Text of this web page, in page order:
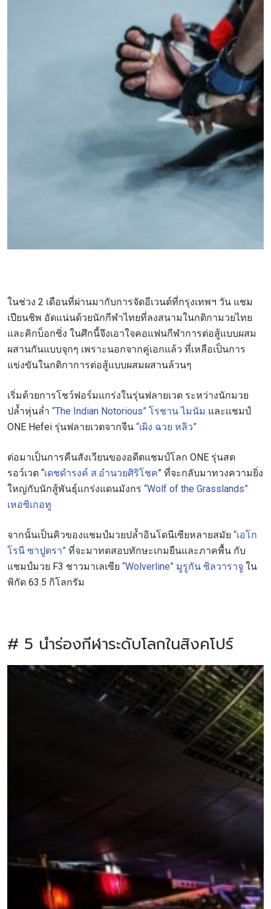
ในช่วง 2 เดือนที่ผ่านมากับการจัดอีเวนต์ที่กรุงเทพฯ วัน แชม
เปียนชิพ อัดแน่นด้วยนักกีฬาไทยที่ลงสนามในกติกามวยไทย
และคิกบ็อกซิ่ง ในศึกนี้จึงเอาใจคอแฟนกีฬาการต่อสู้แบบผสม
ผสานกันแบบจุกๆ เพราะนอกจากคู่เอกแล้ว ที่เหลือเป็นการ
แข่งขันในกติกาการต่อสู้แบบผสมผสานล้วนๆ
เริ่มด้วยการโชว์ฟอร์มแกร่งในรุ่นฟลายเวต ระหว่างนักมวย
ปล้ำหุ่นล่ำ “The Indian Notorious” โรชาน ไมนัม และเเชมป์
ONE Hefei รุ่นฟลายเวตจากจีน “เผิง ฉวย หลิว”
ต่อมาเป็นการคืนสังเวียนของอดีตแชมป์โลก ONE รุ่นสต
รอว์เวต “เดชดำรงค์ ส.อำนวยศิริโชค” ที่จะกลับมาทวงความยิ่ง
ใหญ่กับนักสู้พันธุ์แกร่งแดนมังกร “Wolf of the Grasslands”
เหอซิเกอทู
จากนั้นเป็นคิวของแชมป์มวยปล้ำอินโดนีเซียหลายสมัย “เอโก
โรนี ซาปูตรา” ที่จะมาทดสอบทักษะเกมยืนและภาคพื้น กับ
แชมป์มวย F3 ชาวมาเลเซีย “Wolverline” มูรูกัน ซิลวาราจู ใน
พิกัด 63.5 กิโลกรัม
# 5 นำร่องกีฬาระดับโลกในสิงคโปร์